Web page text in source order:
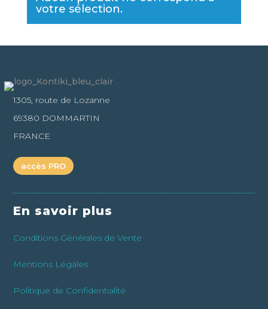
votre sélection.
1305, route de Lozanne
69380 DOMMARTIN
FRANCE
accès PRO
En savoir plus
Conditions Générales de Vente
Mentions Légales
Politique de Confidentialité